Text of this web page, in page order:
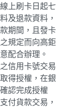
上刷卡日起七
及退款資料，
期間，且發卡
規定而向高鉅
配合辦理。
信用卡號交易
得授權，在銀
認完成授權
付貨款交易，